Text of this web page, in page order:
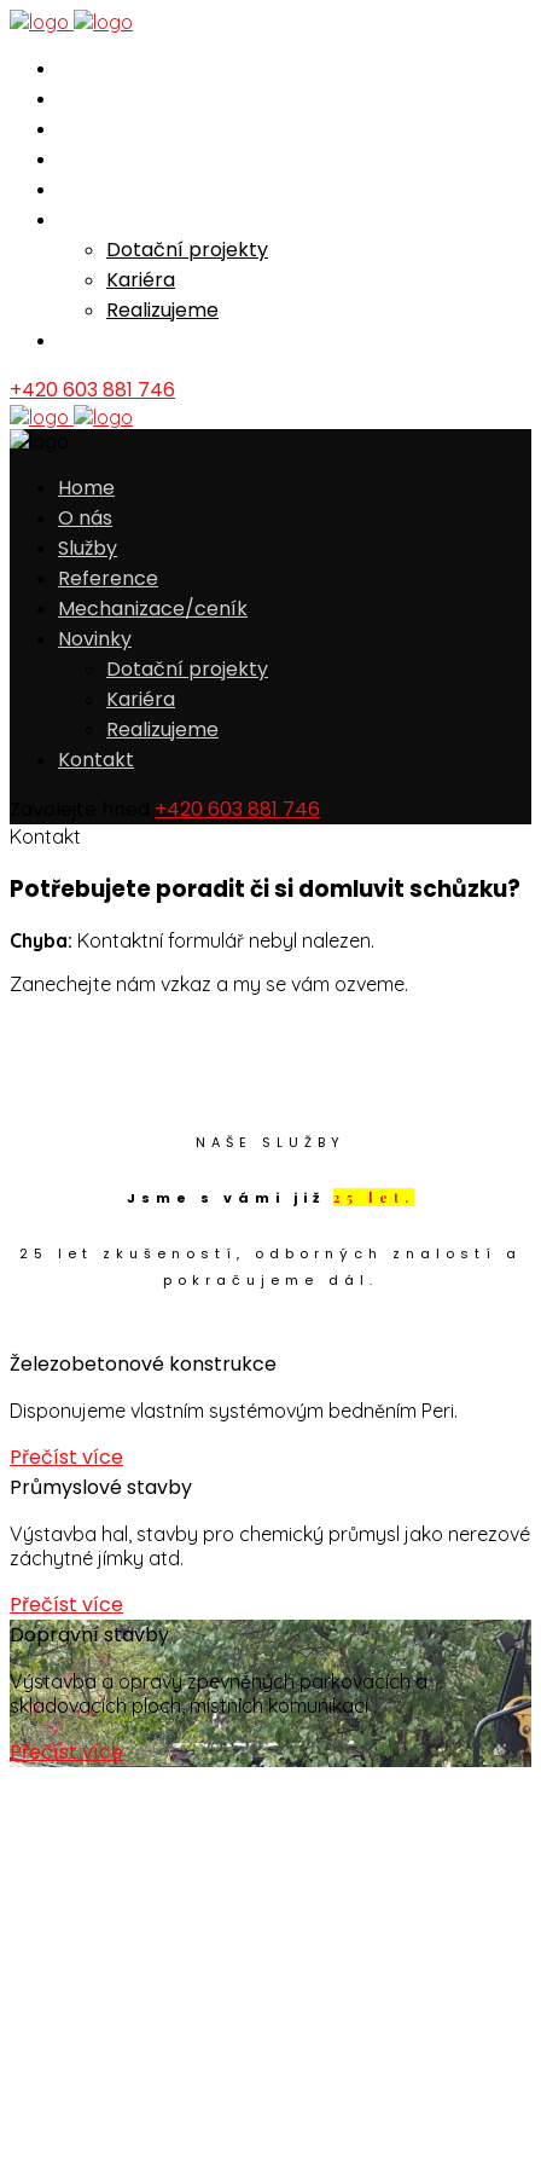
Dotační projekty
Kariéra
Realizujeme
+420 603 881 746
Home
O nás
Služby
Reference
Mechanizace/ceník
Novinky
Dotační projekty
Kariéra
Realizujeme
Kontakt
+420 603 881 746
Kontakt
Potřebujete poradit či si domluvit schůzku?
Chyba: Kontaktní formulář nebyl nalezen.
Zanechejte nám vzkaz a my se vám ozveme.
NAŠE SLUŽBY
Jsme s vámi již 25 let.
25 let zkušeností, odborných znalostí a
pokračujeme dál.
Železobetonové konstrukce
Disponujeme vlastním systémovým bedněním Peri.
Přečíst více
Průmyslové stavby
Výstavba hal, stavby pro chemický průmysl jako nerezové
záchytné jímky atd.
Přečíst více
Dopravní stavby
Výstavba a opravy zpevněných parkovacích a
skladovacích ploch, místních komunikací
Přečíst více